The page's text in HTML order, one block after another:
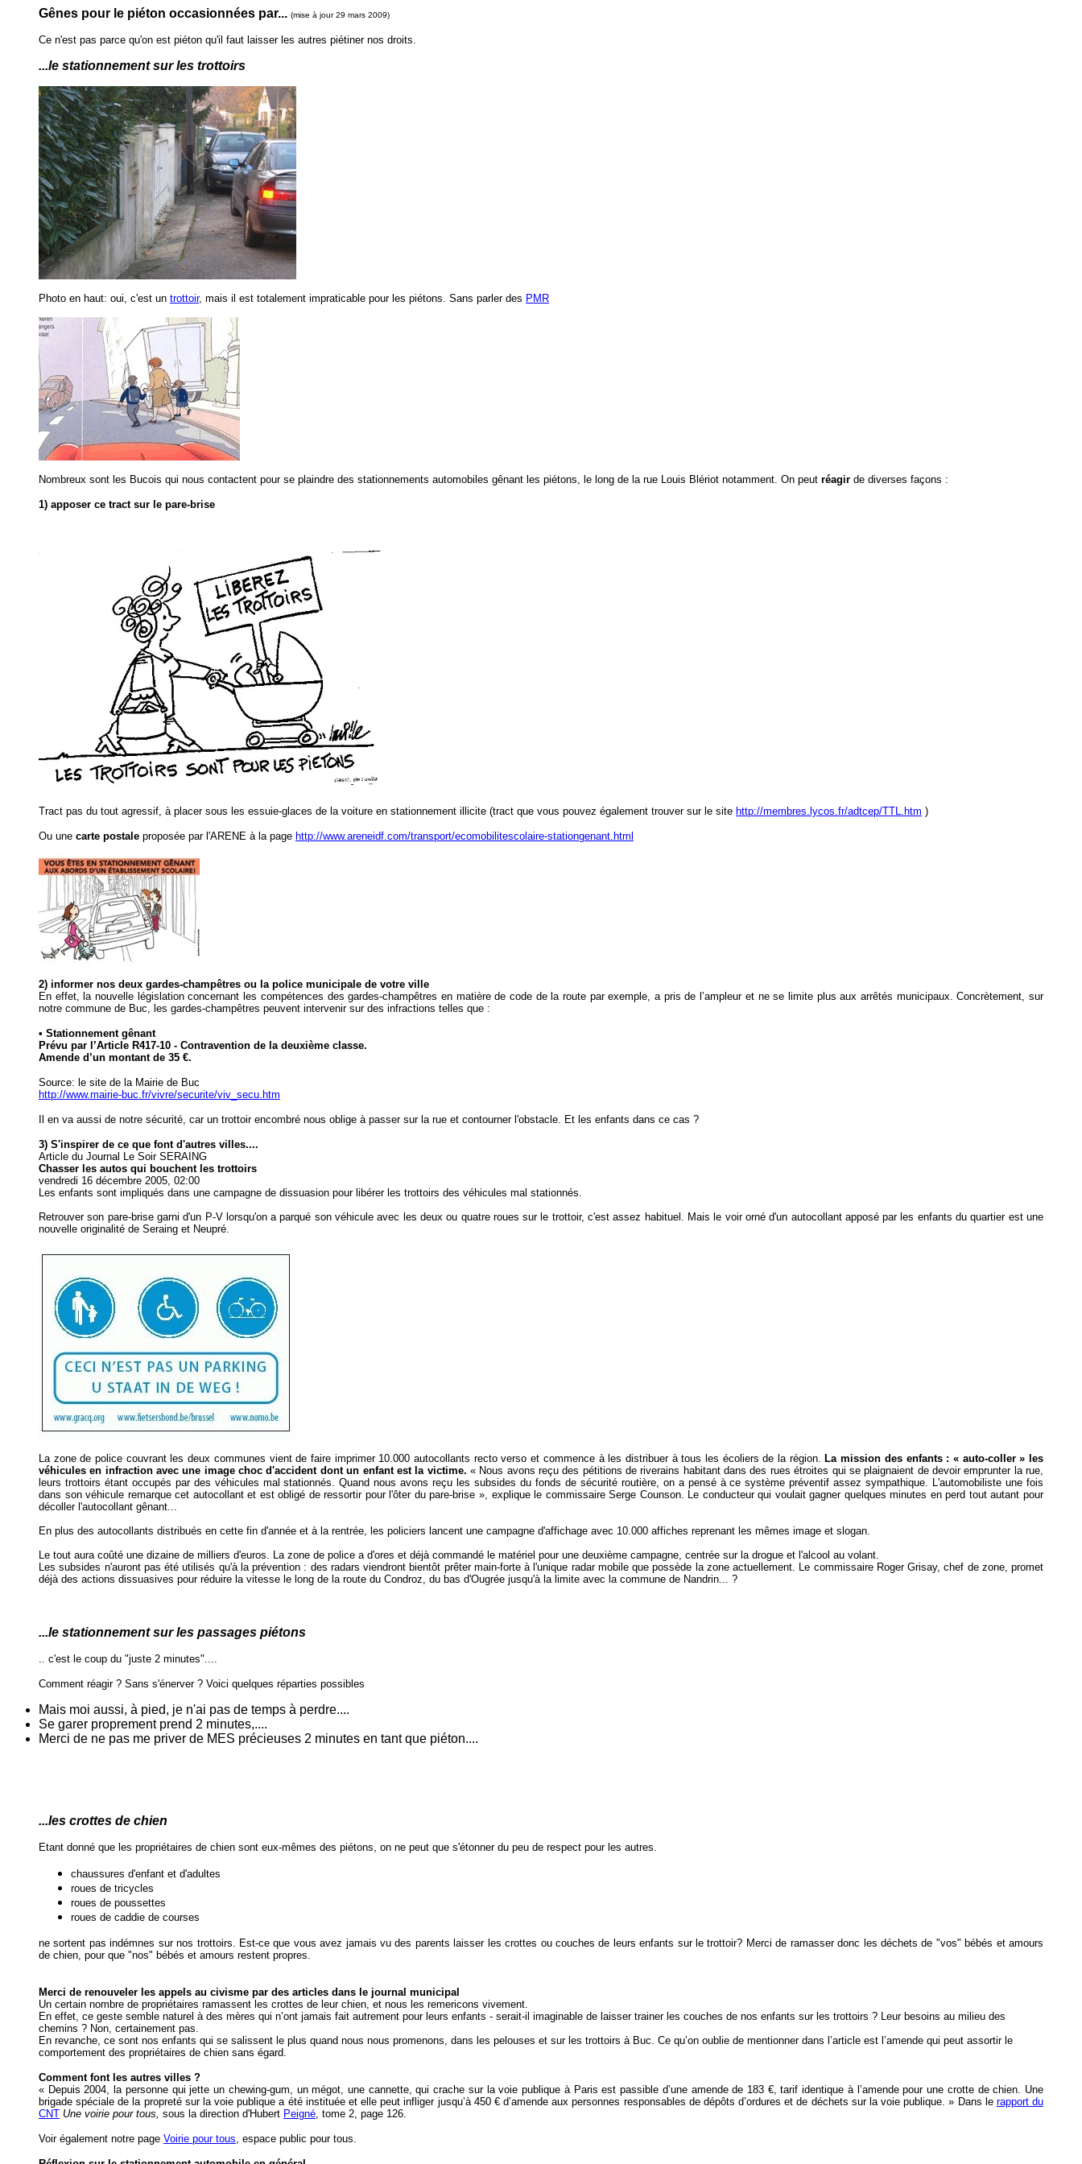
Gênes pour le piéton occasionnées par... (mise à jour 29 mars 2009)
Ce n'est pas parce qu'on est piéton qu'il faut laisser les autres piétiner nos droits.
...le stationnement sur les trottoirs
Photo en haut: oui, c'est un trottoir, mais il est totalement impraticable pour les piétons. Sans parler des PMR
Nombreux sont les Bucois qui nous contactent pour se plaindre des stationnements automobiles gênant les piétons, le long de la rue Louis Blériot notamment. On peut réagir de diverses façons :
1) apposer ce tract sur le pare-brise
Tract pas du tout agressif, à placer sous les essuie-glaces de la voiture en stationnement illicite (tract que vous pouvez également trouver sur le site http://membres.lycos.fr/adtcep/TTL.htm )
Ou une carte postale proposée par l'ARENE à la page http://www.areneidf.com/transport/ecomobilitescolaire-stationgenant.html
2) informer nos deux gardes-champêtres ou la police municipale de votre ville
En effet, la nouvelle législation concernant les compétences des gardes-champêtres en matière de code de la route par exemple, a pris de l’ampleur et ne se limite plus aux arrêtés municipaux. Concrètement, sur
notre commune de Buc, les gardes-champêtres peuvent intervenir sur des infractions telles que :
• Stationnement gênant
Prévu par l’Article R417-10 - Contravention de la deuxième classe.
Amende d’un montant de 35 €.
Source: le site de la Mairie de Buc
http://www.mairie-buc.fr/vivre/securite/viv_secu.htm
Il en va aussi de notre sécurité, car un trottoir encombré nous oblige à passer sur la rue et contourner l'obstacle. Et les enfants dans ce cas ?
3) S'inspirer de ce que font d'autres villes....
Article du Journal Le Soir SERAING
Chasser les autos qui bouchent les trottoirs
vendredi 16 décembre 2005, 02:00
Les enfants sont impliqués dans une campagne de dissuasion pour libérer les trottoirs des véhicules mal stationnés.
Retrouver son pare-brise garni d'un P-V lorsqu'on a parqué son véhicule avec les deux ou quatre roues sur le trottoir, c'est assez habituel. Mais le voir orné d'un autocollant apposé par les enfants du quartier est une
nouvelle originalité de Seraing et Neupré.
La zone de police couvrant les deux communes vient de faire imprimer 10.000 autocollants recto verso et commence à les distribuer à tous les écoliers de la région. La mission des enfants : « auto-coller » les
véhicules en infraction avec une image choc d'accident dont un enfant est la victime. « Nous avons reçu des pétitions de riverains habitant dans des rues étroites qui se plaignaient de devoir emprunter la rue,
leurs trottoirs étant occupés par des véhicules mal stationnés. Quand nous avons reçu les subsides du fonds de sécurité routière, on a pensé à ce système préventif assez sympathique. L'automobiliste une fois
dans son véhicule remarque cet autocollant et est obligé de ressortir pour l'ôter du pare-brise », explique le commissaire Serge Counson. Le conducteur qui voulait gagner quelques minutes en perd tout autant pour
décoller l'autocollant gênant...
En plus des autocollants distribués en cette fin d'année et à la rentrée, les policiers lancent une campagne d'affichage avec 10.000 affiches reprenant les mêmes image et slogan.
Le tout aura coûté une dizaine de milliers d'euros. La zone de police a d'ores et déjà commandé le matériel pour une deuxième campagne, centrée sur la drogue et l'alcool au volant.
Les subsides n'auront pas été utilisés qu'à la prévention : des radars viendront bientôt prêter main-forte à l'unique radar mobile que possède la zone actuellement. Le commissaire Roger Grisay, chef de zone, promet
déjà des actions dissuasives pour réduire la vitesse le long de la route du Condroz, du bas d'Ougrée jusqu'à la limite avec la commune de Nandrin... ?
...le stationnement sur les passages piétons
.. c'est le coup du "juste 2 minutes"....
Comment réagir ? Sans s'énerver ? Voici quelques réparties possibles
Mais moi aussi, à pied, je n'ai pas de temps à perdre....
Se garer proprement prend 2 minutes,....
Merci de ne pas me priver de MES précieuses 2 minutes en tant que piéton....
...les crottes de chien
Etant donné que les propriétaires de chien sont eux-mêmes des piétons, on ne peut que s'étonner du peu de respect pour les autres.
chaussures d'enfant et d'adultes
roues de tricycles
roues de poussettes
roues de caddie de courses
ne sortent pas indémnes sur nos trottoirs. Est-ce que vous avez jamais vu des parents laisser les crottes ou couches de leurs enfants sur le trottoir? Merci de ramasser donc les déchets de "vos" bébés et amours
de chien, pour que "nos" bébés et amours restent propres.
Merci de renouveler les appels au civisme par des articles dans le journal municipal
Un certain nombre de propriétaires ramassent les crottes de leur chien, et nous les remericons vivement.
En effet, ce geste semble naturel à des mères qui n’ont jamais fait autrement pour leurs enfants - serait-il imaginable de laisser trainer les couches de nos enfants sur les trottoirs ? Leur besoins au milieu des
chemins ? Non, certainement pas.
En revanche, ce sont nos enfants qui se salissent le plus quand nous nous promenons, dans les pelouses et sur les trottoirs à Buc. Ce qu’on oublie de mentionner dans l’article est l’amende qui peut assortir le
comportement des propriétaires de chien sans égard.
Comment font les autres villes ?
« Depuis 2004, la personne qui jette un chewing-gum, un mégot, une cannette, qui crache sur la voie publique à Paris est passible d’une amende de 183 €, tarif identique à l’amende pour une crotte de chien. Une
brigade spéciale de la propreté sur la voie publique a été instituée et elle peut infliger jusqu’à 450 € d’amende aux personnes responsables de dépôts d’ordures et de déchets sur la voie publique. » Dans le rapport du
CNT Une voirie pour tous, sous la direction d'Hubert Peigné, tome 2, page 126.
Voir également notre page Voirie pour tous, espace public pour tous.